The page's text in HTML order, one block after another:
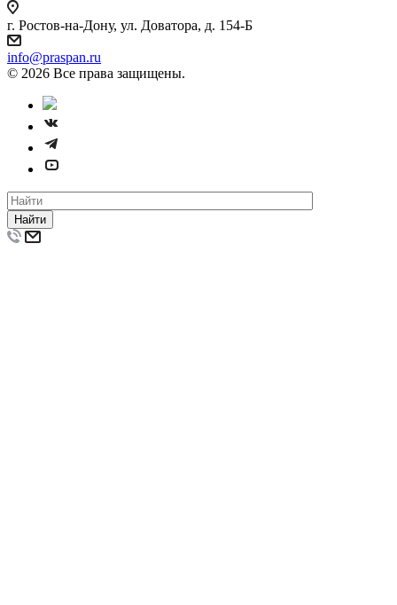
г. Ростов-на-Дону, ул. Доватора, д. 154-Б
info@praspan.ru
© 2026 Все права защищены.
Найти